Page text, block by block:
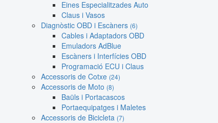
Eines Especialitzades Auto
Claus i Vasos
Diagnòstic OBD i Escàners (6)
Cables i Adaptadors OBD
Emuladors AdBlue
Escàners i Interfícies OBD
Programació ECU i Claus
Accessoris de Cotxe (24)
Accessoris de Moto (8)
Baüls i Portacascos
Portaequipatges i Maletes
Accessoris de Bicicleta (7)